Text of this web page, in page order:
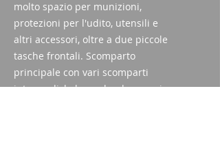
molto spazio per munizioni,
protezioni per l'udito, utensili e
altri accessori, oltre a due piccole
tasche frontali. Scomparto
principale con vari scomparti
intermedi, la borsa ha due cerniere